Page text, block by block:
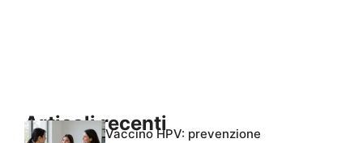
Articoli recentiVaccino HPV: prevenzione